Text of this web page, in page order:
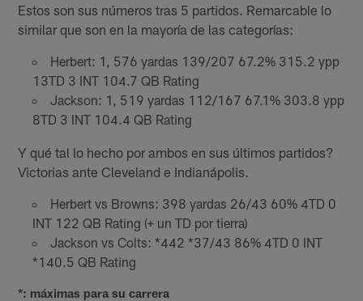
Estos son sus números tras 5 partidos. Remarcable lo
similar que son en la mayoría de las categorías:
Herbert: 1, 576 yardas 139/207 67.2% 315.2 ypp
13TD 3 INT 104.7 QB Rating
Jackson: 1, 519 yardas 112/167 67.1% 303.8 ypp
8TD 3 INT 104.4 QB Rating
Y qué tal lo hecho por ambos en sus últimos partidos?
Victorias ante Cleveland e Indianápolis.
Herbert vs Browns: 398 yardas 26/43 60% 4TD 0
INT 122 QB Rating (+ un TD por tierra)
Jackson vs Colts: *442 *37/43 86% 4TD 0 INT
*140.5 QB Rating
*: máximas para su carrera